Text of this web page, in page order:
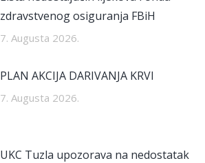
zdravstvenog osiguranja FBiH
7. Augusta 2026.
PLAN AKCIJA DARIVANJA KRVI
7. Augusta 2026.
UKC Tuzla upozorava na nedostatak